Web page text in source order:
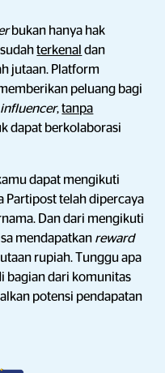
bukan hanya hak
terkenal dan
jutaan. Platform
peluang bagi
influencer,tanpa
dapat berkolaborasi
dapat mengikuti
Partipost telah dipercaya
Dan dari mengikuti
mendapatkan reward
rupiah. Tunggu apa
bagian dari komunitas
potensi pendapatan